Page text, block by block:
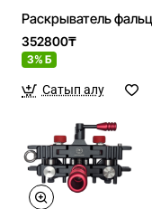
Раскрыватель
352800₸
3% Б
Сатып алу